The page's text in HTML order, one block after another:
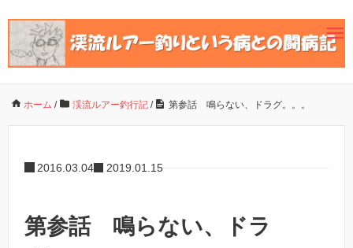
ホーム / 渓流ルアー釣行記 / 第参話 鳴らない、ドラグ。。。
2016.03.04 2019.01.15
第参話 鳴らない、ドラ